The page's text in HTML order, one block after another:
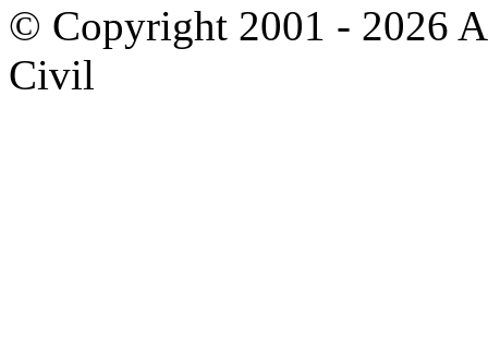
© Copyright 2001 - 2026
Civil